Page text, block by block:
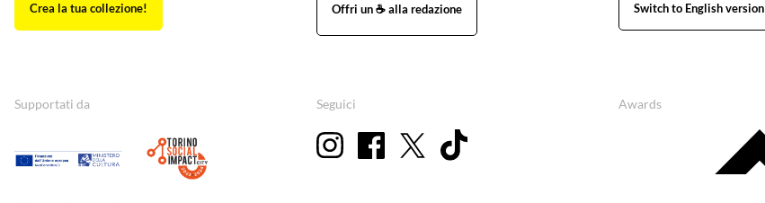
Switch to English version
Supportati da Seguici Awards